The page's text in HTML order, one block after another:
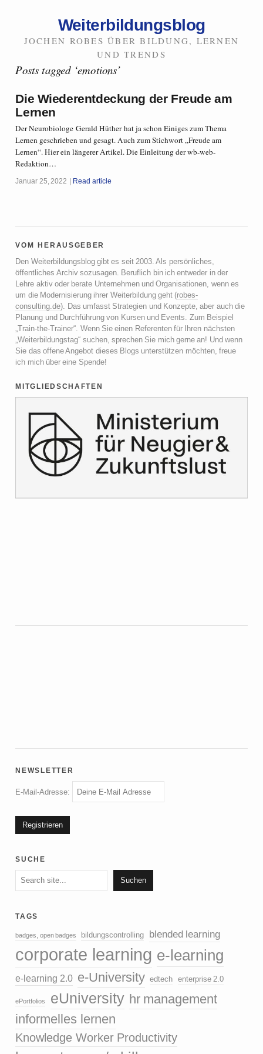
Weiterbildungsblog
JOCHEN ROBES ÜBER BILDUNG, LERNEN
UND TRENDS
Posts tagged ‘emotions’
Die Wiederentdeckung der Freude am
Lernen
Der Neurobiologe Gerald Hüther hat ja schon Einiges zum Thema
Lernen geschrieben und gesagt. Auch zum Stichwort „Freude am
Lernen“. Hier ein längerer Artikel. Die Einleitung der wb-web-
Redaktion…
Januar 25, 2022 Read article
vom herausgeber
Den Weiterbildungsblog gibt es seit 2003. Als persönliches,
öffentliches Archiv sozusagen. Beruflich bin ich entweder in der
Lehre aktiv oder berate Unternehmen und Organisationen, wenn es
um die Modernisierung ihrer Weiterbildung geht (robes-
consulting.de). Das umfasst Strategien und Konzepte, aber auch die
Planung und Durchführung von Kursen und Events. Zum Beispiel
„Train-the-Trainer“. Wenn Sie einen Referenten für Ihren nächsten
„Weiterbildungstag“ suchen, sprechen Sie mich gerne an! Und wenn
Sie das offene Angebot dieses Blogs unterstützen möchten, freue
ich mich über eine Spende!
mitgliedschaften
newsletter
E-Mail-Adresse:
suche
Suchen
tags
badges, open badges bildungscontrolling blended learning
corporate learning e-learning
e-learning 2.0 e-University edtech enterprise 2.0
ePortfolios eUniversity hr management
informelles lernen
Knowledge Worker Productivity